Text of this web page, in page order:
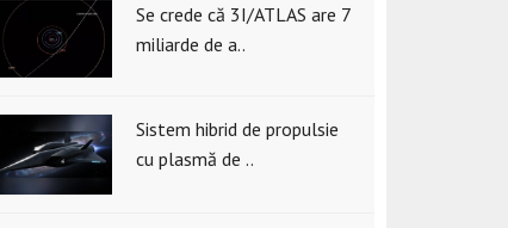
Se crede că 3I/ATLAS are 7
miliarde de a..
Sistem hibrid de propulsie
cu plasmă de ..